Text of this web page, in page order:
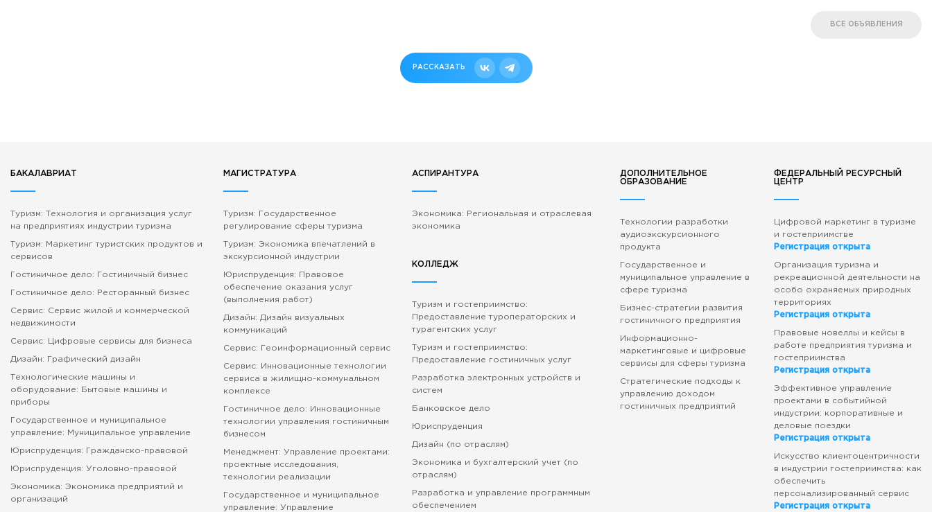
ВСЕ ОБЪЯВЛЕНИЯ
РАССКАЗАТЬ
БАКАЛАВРИАТ
Туризм: Технология и организация услуг
на предприятиях индустрии туризма
Туризм: Маркетинг туристских продуктов и
сервисов
Гостиничное дело: Гостиничный бизнес
Гостиничное дело: Ресторанный бизнес
Сервис: Сервис жилой и коммерческой
недвижимости
Сервис: Цифровые сервисы для бизнеса
Дизайн: Графический дизайн
Технологические машины и
оборудование: Бытовые машины и
приборы
Государственное и муниципальное
управление: Муниципальное управление
Юриспруденция: Гражданско-правовой
Юриспруденция: Уголовно-правовой
Экономика: Экономика предприятий и
организаций
МАГИСТРАТУРА
Туризм: Государственное
регулирование сферы туризма
Туризм: Экономика впечатлений в
экскурсионной индустрии
Юриспруденция: Правовое
обеспечение оказания услуг
(выполнения работ)
Дизайн: Дизайн визуальных
коммуникаций
Сервис: Геоинформационный сервис
Сервис: Инновационные технологии
сервиса в жилищно-коммунальном
комплексе
Гостиничное дело: Инновационные
технологии управления гостиничным
бизнесом
Менеджмент: Управление проектами:
проектные исследования,
технологии реализации
Государственное и муниципальное
управление: Управление
АСПИРАНТУРА
Экономика: Региональная и отраслевая
экономика
КОЛЛЕДЖ
Туризм и гостеприимство:
Предоставление туроператорских и
турагентских услуг
Туризм и гостеприимство:
Предоставление гостиничных услуг
Разработка электронных устройств и
систем
Банковское дело
Юриспруденция
Дизайн (по отраслям)
Экономика и бухгалтерский учет (по
отраслям)
Разработка и управление программным
обеспечением
ДОПОЛНИТЕЛЬНОЕ
ОБРАЗОВАНИЕ
Технологии разработки
аудиоэкскурсионного
продукта
Государственное и
муниципальное управление в
сфере туризма
Бизнес-стратегии развития
гостиничного предприятия
Информационно-
маркетинговые и цифровые
сервисы для сферы туризма
Стратегические подходы к
управлению доходом
гостиничных предприятий
ФЕДЕРАЛЬНЫЙ РЕСУРСНЫЙ
ЦЕНТР
Цифровой маркетинг в туризме
и гостеприимстве
Регистрация открыта
Организация туризма и
рекреационной деятельности на
особо охраняемых природных
территориях
Регистрация открыта
Правовые новеллы и кейсы в
работе предприятия туризма и
гостеприимства
Регистрация открыта
Эффективное управление
проектами в событийной
индустрии: корпоративные и
деловые поездки
Регистрация открыта
Искусство клиентоцентричности
в индустрии гостеприимства: как
обеспечить
персонализированный сервис
Регистрация открыта